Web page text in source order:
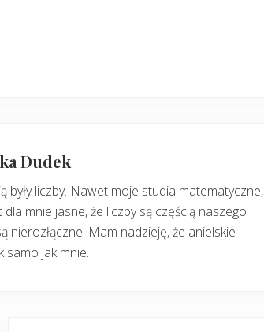
Dudek
były liczby. Nawet moje studia matematyczne,
mnie jasne, że liczby są częścią naszego
nierozłączne. Mam nadzieję, że anielskie
samo jak mnie.